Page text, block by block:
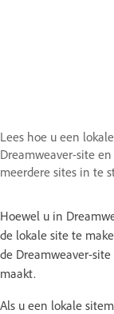
Lees hoe u een
Dreamweaver-site
meerdere sites in te
Hoewel u in
de lokale site te
de Dreamweaver-
maakt.
Als u een lokale